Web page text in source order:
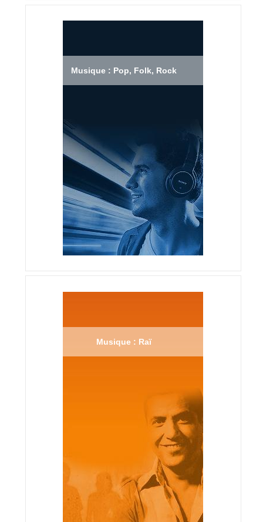
Musique : Pop, Folk, Rock
Musique : Raï